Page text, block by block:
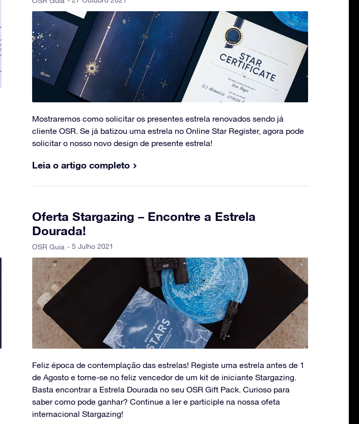
Mostraremos como solicitar os presentes estrela renovados sendo já
cliente OSR. Se já batizou uma estrela no Online Star Register, agora pode
solicitar o nosso novo design de presente estrela!
Leia o artigo completo
Oferta Stargazing – Encontre a Estrela
Dourada!
OSR Guia - 5 Julho 2021
Feliz época de contemplação das estrelas! Registe uma estrela antes de 1
de Agosto e torne-se no feliz vencedor de um kit de iniciante Stargazing.
Basta encontrar a Estrela Dourada no seu OSR Gift Pack. Curioso para
saber como pode ganhar? Continue a ler e participle na nossa ofeta
internacional Stargazing!